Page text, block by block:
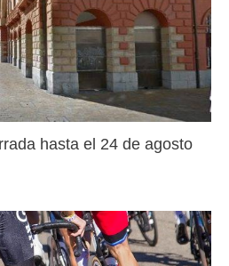
hasta el 24 de agosto